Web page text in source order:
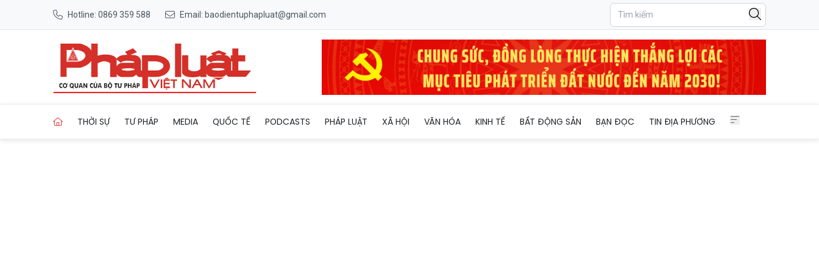
Hotline: 0869 359 588 Email: baodientuphapluat@gmail.com
THỜI SỰ TƯ PHÁP MEDIA QUỐC TẾ PODCASTS PHÁP LUẬT XÃ HỘI VĂN HÓA KINH TẾ BẤT ĐỘNG SẢN BẠN ĐỌC TIN ĐỊA PHƯƠNG